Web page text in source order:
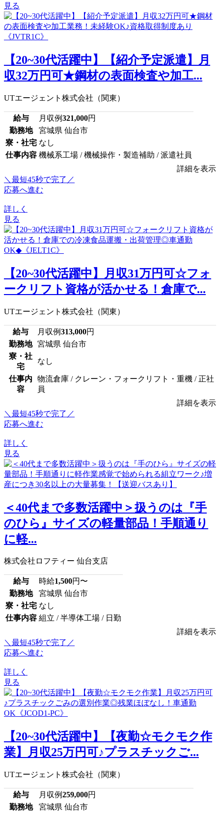
見る
【20~30代活躍中】【紹介予定派遣】月
収32万円可★鋼材の表面検査や加工...
UTエージェント株式会社（関東）
給与 月収例321,000円
勤務地
宮城県 仙台市
寮・社宅 なし
仕事内容 機械系工場 / 機械操作・製造補助 / 派遣社員
詳細を表示
＼最短45秒で完了／
応募へ進む
詳しく
見る
【20~30代活躍中】月収31万円可☆フォ
ークリフト資格が活かせる！倉庫で...
UTエージェント株式会社（関東）
給与 月収例313,000円
勤務地
宮城県 仙台市
寮・社
宅
なし
仕事内
容
物流倉庫 / クレーン・フォークリフト・重機 / 正社
員
詳細を表示
＼最短45秒で完了／
応募へ進む
詳しく
見る
＜40代まで多数活躍中＞扱うのは『手
のひら』サイズの軽量部品！手順通り
に軽...
株式会社ロフティー 仙台支店
給与 時給1,500円〜
勤務地
宮城県 仙台市
寮・社宅 なし
仕事内容 組立 / 半導体工場 / 日勤
詳細を表示
＼最短45秒で完了／
応募へ進む
詳しく
見る
【20~30代活躍中】【夜勤☆モクモク作
業】月収25万円可♪プラスチックご...
UTエージェント株式会社（関東）
給与 月収例259,000円
勤務地
宮城県 仙台市